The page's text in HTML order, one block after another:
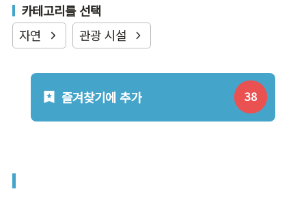
카테고리를 선택
자연
관광 시설
즐겨찾기에 추가